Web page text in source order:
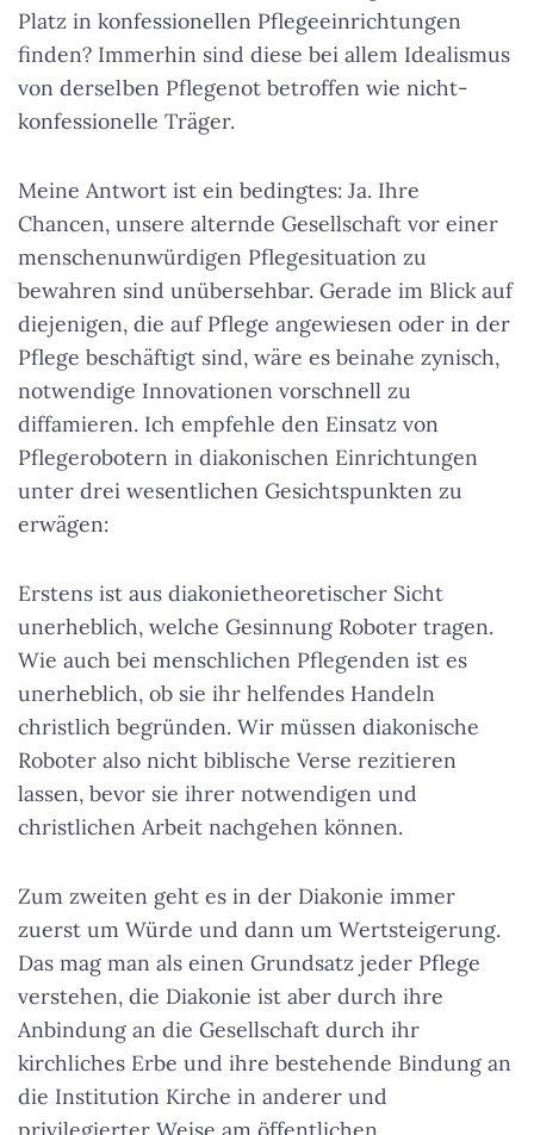
Platz in konfessionellen Pflegeeinrichtungen
finden? Immerhin sind diese bei allem Idealismus
von derselben Pflegenot betroffen wie nicht-
konfessionelle Träger.
Meine Antwort ist ein bedingtes: Ja. Ihre
Chancen, unsere alternde Gesellschaft vor einer
menschenunwürdigen Pflegesituation zu
bewahren sind unübersehbar. Gerade im Blick auf
diejenigen, die auf Pflege angewiesen oder in der
Pflege beschäftigt sind, wäre es beinahe zynisch,
notwendige Innovationen vorschnell zu
diffamieren. Ich empfehle den Einsatz von
Pflegerobotern in diakonischen Einrichtungen
unter drei wesentlichen Gesichtspunkten zu
erwägen:
Erstens ist aus diakonietheoretischer Sicht
unerheblich, welche Gesinnung Roboter tragen.
Wie auch bei menschlichen Pflegenden ist es
unerheblich, ob sie ihr helfendes Handeln
christlich begründen. Wir müssen diakonische
Roboter also nicht biblische Verse rezitieren
lassen, bevor sie ihrer notwendigen und
christlichen Arbeit nachgehen können.
Zum zweiten geht es in der Diakonie immer
zuerst um Würde und dann um Wertsteigerung.
Das mag man als einen Grundsatz jeder Pflege
verstehen, die Diakonie ist aber durch ihre
Anbindung an die Gesellschaft durch ihr
kirchliches Erbe und ihre bestehende Bindung an
die Institution Kirche in anderer und
privilegierter Weise am öffentlichen